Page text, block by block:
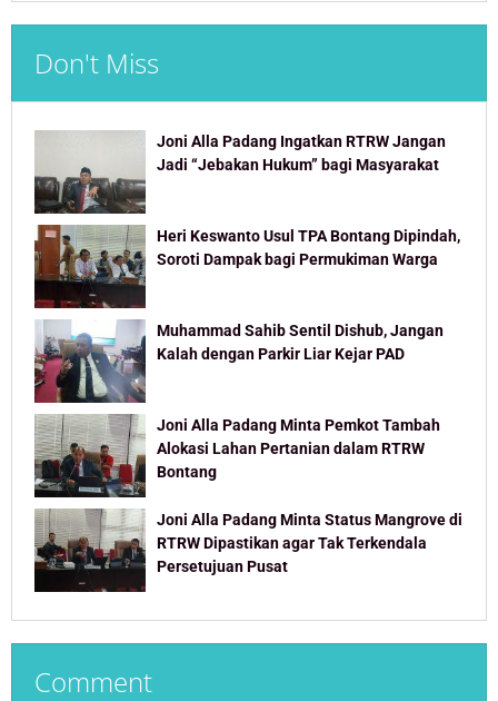
Don't Miss
Joni Alla Padang Ingatkan RTRW Jangan
Jadi “Jebakan Hukum” bagi Masyarakat
Heri Keswanto Usul TPA Bontang Dipindah,
Soroti Dampak bagi Permukiman Warga
Muhammad Sahib Sentil Dishub, Jangan
Kalah dengan Parkir Liar Kejar PAD
Joni Alla Padang Minta Pemkot Tambah
Alokasi Lahan Pertanian dalam RTRW
Bontang
Joni Alla Padang Minta Status Mangrove di
RTRW Dipastikan agar Tak Terkendala
Persetujuan Pusat
Comment